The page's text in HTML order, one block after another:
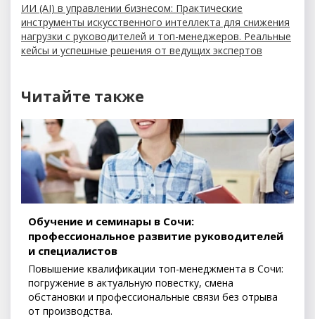
ИИ (AI) в управлении бизнесом: Практические
инструменты искусственного интеллекта для снижения
нагрузки с руководителей и топ-менеджеров. Реальные
кейсы и успешные решения от ведущих экспертов
Читайте также
Обучение и семинары в Сочи:
профессиональное развитие руководителей
и специалистов
Повышение квалификации топ-менеджмента в Сочи:
погружение в актуальную повестку, смена
обстановки и профессиональные связи без отрыва
от производства.